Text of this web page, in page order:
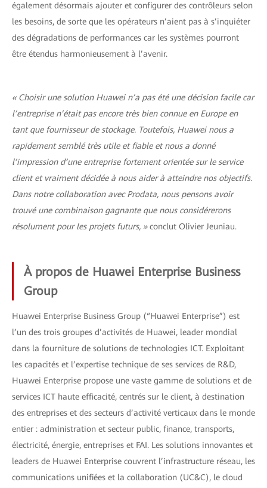
également désormais ajouter et configurer des contrôleurs selon
les besoins, de sorte que les opérateurs n’aient pas à s’inquiéter
des dégradations de performances car les systèmes pourront
être étendus harmonieusement à l’avenir.
« Choisir une solution Huawei n’a pas été une décision facile car
l’entreprise n’était pas encore très bien connue en Europe en
tant que fournisseur de stockage. Toutefois, Huawei nous a
rapidement semblé très utile et fiable et nous a donné
l’impression d’une entreprise fortement orientée sur le service
client et vraiment décidée à nous aider à atteindre nos objectifs.
Dans notre collaboration avec Prodata, nous pensons avoir
trouvé une combinaison gagnante que nous considérerons
résolument pour les projets futurs, »conclut Olivier Jeuniau.
À propos de Huawei Enterprise Business
Group
Huawei Enterprise Business Group (“Huawei Enterprise”) est
l’un des trois groupes d’activités de Huawei, leader mondial
dans la fourniture de solutions de technologies ICT. Exploitant
les capacités et l’expertise technique de ses services de R&D,
Huawei Enterprise propose une vaste gamme de solutions et de
services ICT haute efficacité, centrés sur le client, à destination
des entreprises et des secteurs d’activité verticaux dans le monde
entier : administration et secteur public, finance, transports,
électricité, énergie, entreprises et FAI. Les solutions innovantes et
leaders de Huawei Enterprise couvrent l’infrastructure réseau, les
communications unifiées et la collaboration (UC&C), le cloud